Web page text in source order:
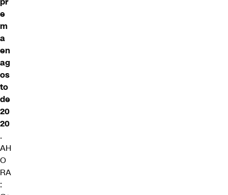
e
m
a
en
ag
os
to
de
20
20
.
AH
O
RA
: